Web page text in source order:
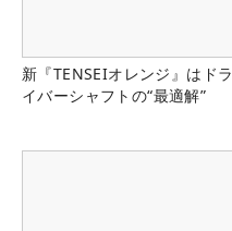
新『TENSEIオレンジ』はドラ
イバーシャフトの“最適解”